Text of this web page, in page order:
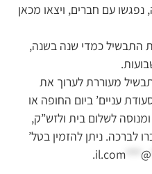
עם חברים, ויצאו מכאן
התבשיל כמדי שנה בשנה,
מעוררת לערוך את
עניים’ ביום החופה או
לשלום בית ולזש”ק,
לברכה. ניתן להזמין בטל’
@
il.com
.